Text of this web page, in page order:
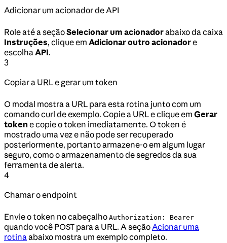
Adicionar um acionador de API
Role até a seçãoSelecionar um acionadorabaixo da caixa
Instruções, clique em Adicionar outro acionadore
escolhaAPI.
3
Copiar a URL e gerar um token
O modal mostra a URL para esta rotina junto com um
comando curl de exemplo. Copie a URL e clique em Gerar
token e copie o token imediatamente. O token é
mostrado uma vez e não pode ser recuperado
posteriormente, portanto armazene-o em algum lugar
seguro, como o armazenamento de segredos da sua
ferramenta de alerta.
4
Chamar o endpoint
Envie o token no cabeçalho Authorization: Bearer
quando você POST para a URL. A seçãoAcionar uma
rotinaabaixo mostra um exemplo completo.